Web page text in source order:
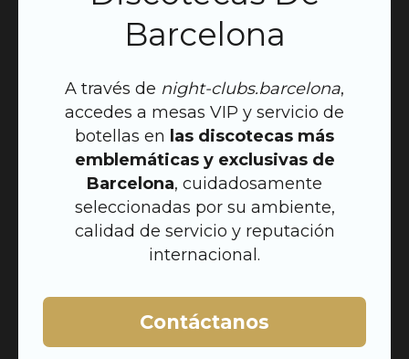
Barcelona
A través de night-clubs.barcelona,
accedes a mesas VIP y servicio de
botellas en las discotecas más
emblemáticas y exclusivas de
Barcelona, cuidadosamente
seleccionadas por su ambiente,
calidad de servicio y reputación
internacional.
Contáctanos